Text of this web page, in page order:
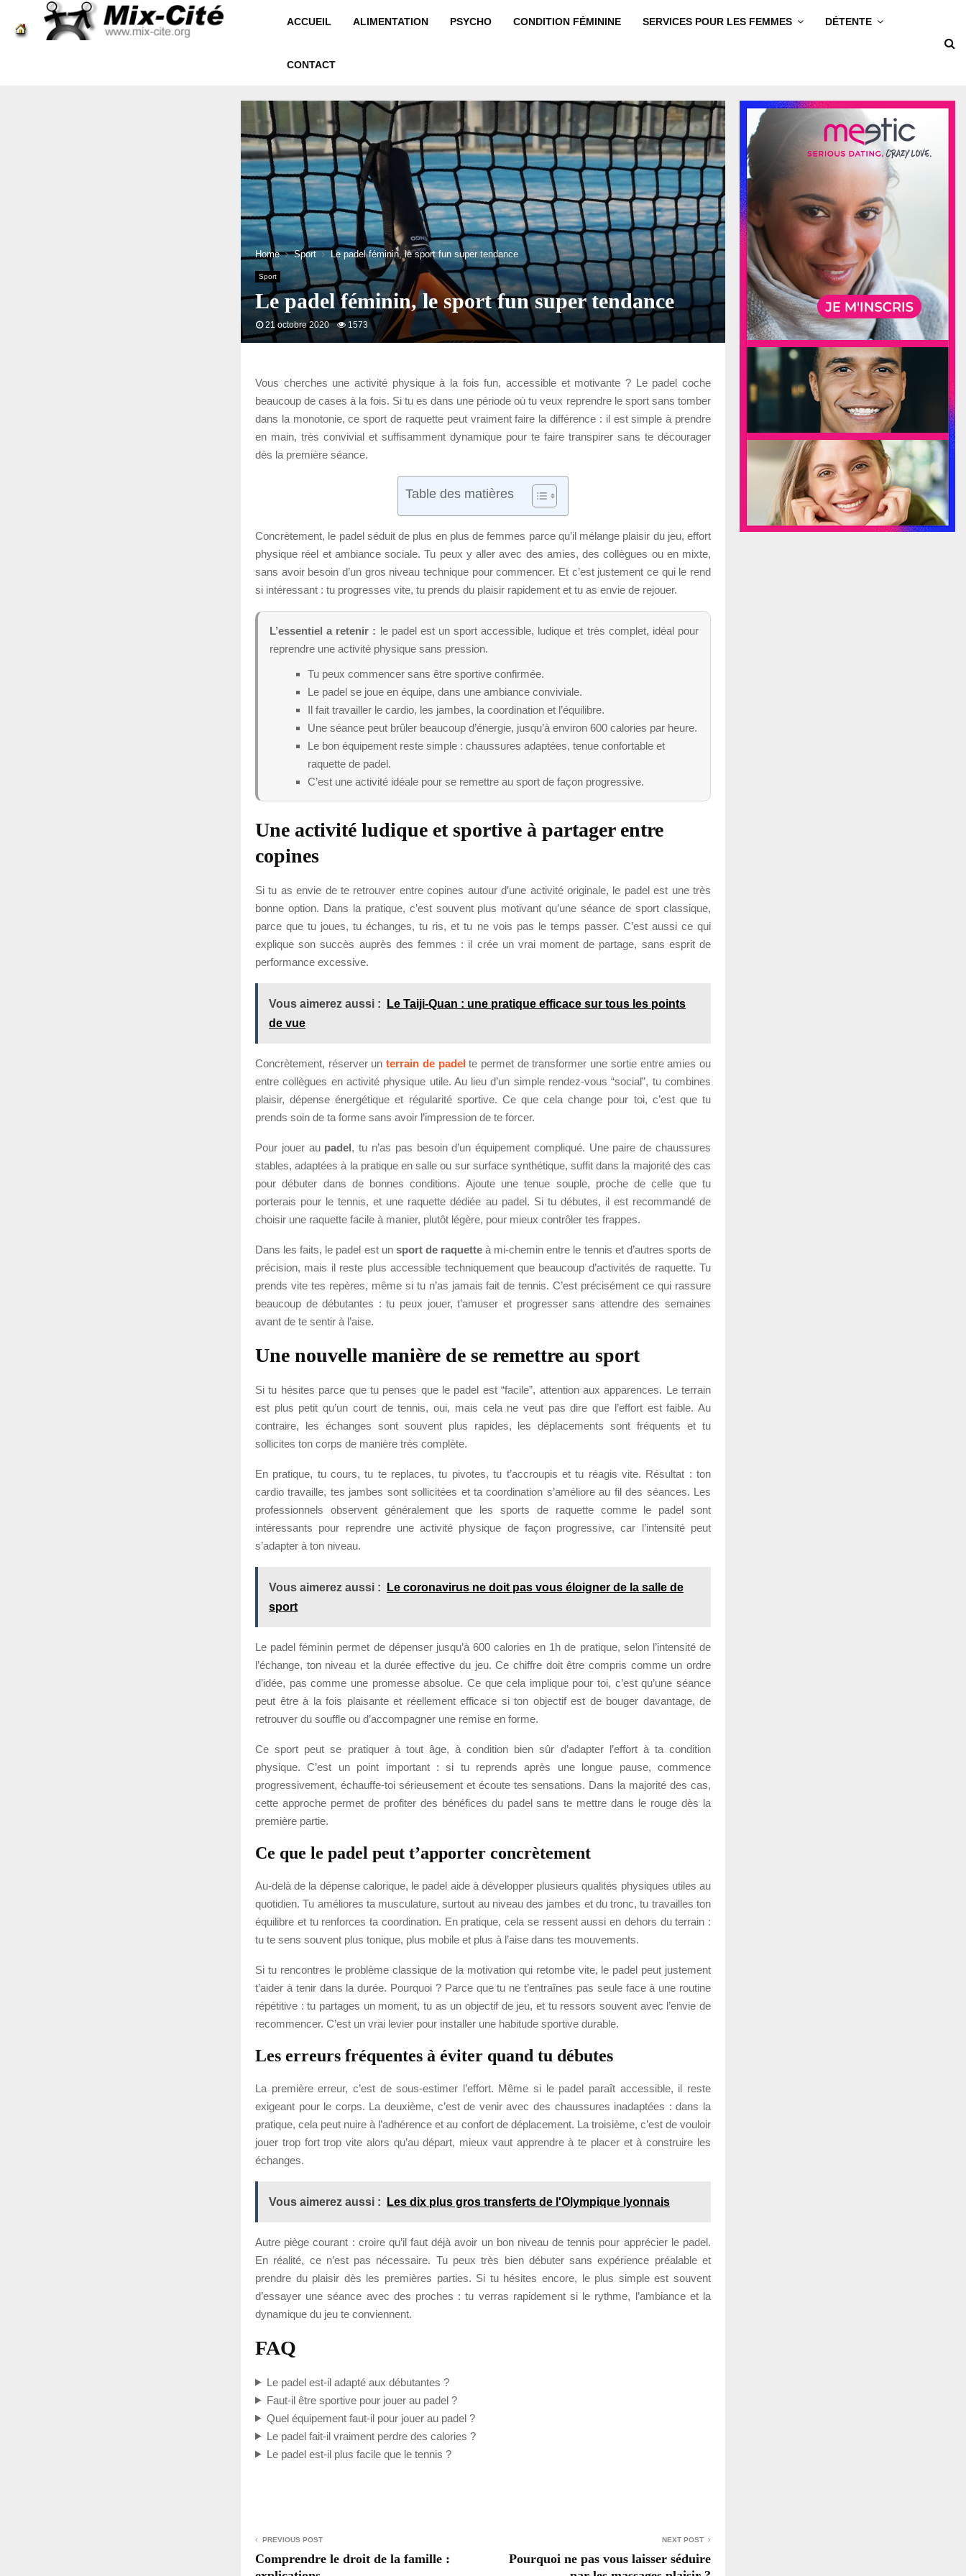
ACCUEIL ALIMENTATION PSYCHO CONDITION FÉMININE SERVICES POUR LES FEMMES DÉTENTE
CONTACT
Home Sport Le padel féminin, le sport fun super tendance
Sport
Le padel féminin, le sport fun super tendance
21 octobre 2020 1573
Vous cherches une activité physique à la fois fun, accessible et motivante ? Le padel coche
beaucoup de cases à la fois. Si tu es dans une période où tu veux reprendre le sport sans tomber
dans la monotonie, ce sport de raquette peut vraiment faire la différence : il est simple à prendre
en main, très convivial et suffisamment dynamique pour te faire transpirer sans te décourager
dès la première séance.
Table des matières
Concrètement, le padel séduit de plus en plus de femmes parce qu’il mélange plaisir du jeu, effort
physique réel et ambiance sociale. Tu peux y aller avec des amies, des collègues ou en mixte,
sans avoir besoin d’un gros niveau technique pour commencer. Et c’est justement ce qui le rend
si intéressant : tu progresses vite, tu prends du plaisir rapidement et tu as envie de rejouer.
L’essentiel a retenir : le padel est un sport accessible, ludique et très complet, idéal pour
reprendre une activité physique sans pression.
Tu peux commencer sans être sportive confirmée.
Le padel se joue en équipe, dans une ambiance conviviale.
Il fait travailler le cardio, les jambes, la coordination et l’équilibre.
Une séance peut brûler beaucoup d’énergie, jusqu’à environ 600 calories par heure.
Le bon équipement reste simple : chaussures adaptées, tenue confortable et
raquette de padel.
C’est une activité idéale pour se remettre au sport de façon progressive.
Une activité ludique et sportive à partager entre
copines
Si tu as envie de te retrouver entre copines autour d’une activité originale, le padel est une très
bonne option. Dans la pratique, c’est souvent plus motivant qu’une séance de sport classique,
parce que tu joues, tu échanges, tu ris, et tu ne vois pas le temps passer. C’est aussi ce qui
explique son succès auprès des femmes : il crée un vrai moment de partage, sans esprit de
performance excessive.
Vous aimerez aussi :
Le Taiji-Quan : une pratique efficace sur tous les points
de vue
Concrètement, réserver unterrain de padelte permet de transformer une sortie entre amies ou
entre collègues en activité physique utile. Au lieu d’un simple rendez-vous “social”, tu combines
plaisir, dépense énergétique et régularité sportive. Ce que cela change pour toi, c’est que tu
prends soin de ta forme sans avoir l’impression de te forcer.
Pour jouer au padel, tu n’as pas besoin d’un équipement compliqué. Une paire de chaussures
stables, adaptées à la pratique en salle ou sur surface synthétique, suffit dans la majorité des cas
pour débuter dans de bonnes conditions. Ajoute une tenue souple, proche de celle que tu
porterais pour le tennis, et une raquette dédiée au padel. Si tu débutes, il est recommandé de
choisir une raquette facile à manier, plutôt légère, pour mieux contrôler tes frappes.
Dans les faits, le padel est un sport de raquette à mi-chemin entre le tennis et d’autres sports de
précision, mais il reste plus accessible techniquement que beaucoup d’activités de raquette. Tu
prends vite tes repères, même si tu n’as jamais fait de tennis. C’est précisément ce qui rassure
beaucoup de débutantes : tu peux jouer, t’amuser et progresser sans attendre des semaines
avant de te sentir à l’aise.
Une nouvelle manière de se remettre au sport
Si tu hésites parce que tu penses que le padel est “facile”, attention aux apparences. Le terrain
est plus petit qu’un court de tennis, oui, mais cela ne veut pas dire que l’effort est faible. Au
contraire, les échanges sont souvent plus rapides, les déplacements sont fréquents et tu
sollicites ton corps de manière très complète.
En pratique, tu cours, tu te replaces, tu pivotes, tu t’accroupis et tu réagis vite. Résultat : ton
cardio travaille, tes jambes sont sollicitées et ta coordination s’améliore au fil des séances. Les
professionnels observent généralement que les sports de raquette comme le padel sont
intéressants pour reprendre une activité physique de façon progressive, car l’intensité peut
s’adapter à ton niveau.
Vous aimerez aussi :
Le coronavirus ne doit pas vous éloigner de la salle de
sport
Le padel féminin permet de dépenser jusqu’à 600 calories en 1h de pratique, selon l’intensité de
l’échange, ton niveau et la durée effective du jeu. Ce chiffre doit être compris comme un ordre
d’idée, pas comme une promesse absolue. Ce que cela implique pour toi, c’est qu’une séance
peut être à la fois plaisante et réellement efficace si ton objectif est de bouger davantage, de
retrouver du souffle ou d’accompagner une remise en forme.
Ce sport peut se pratiquer à tout âge, à condition bien sûr d’adapter l’effort à ta condition
physique. C’est un point important : si tu reprends après une longue pause, commence
progressivement, échauffe-toi sérieusement et écoute tes sensations. Dans la majorité des cas,
cette approche permet de profiter des bénéfices du padel sans te mettre dans le rouge dès la
première partie.
Ce que le padel peut t’apporter concrètement
Au-delà de la dépense calorique, le padel aide à développer plusieurs qualités physiques utiles au
quotidien. Tu améliores ta musculature, surtout au niveau des jambes et du tronc, tu travailles ton
équilibre et tu renforces ta coordination. En pratique, cela se ressent aussi en dehors du terrain :
tu te sens souvent plus tonique, plus mobile et plus à l’aise dans tes mouvements.
Si tu rencontres le problème classique de la motivation qui retombe vite, le padel peut justement
t’aider à tenir dans la durée. Pourquoi ? Parce que tu ne t’entraînes pas seule face à une routine
répétitive : tu partages un moment, tu as un objectif de jeu, et tu ressors souvent avec l’envie de
recommencer. C’est un vrai levier pour installer une habitude sportive durable.
Les erreurs fréquentes à éviter quand tu débutes
La première erreur, c’est de sous-estimer l’effort. Même si le padel paraît accessible, il reste
exigeant pour le corps. La deuxième, c’est de venir avec des chaussures inadaptées : dans la
pratique, cela peut nuire à l’adhérence et au confort de déplacement. La troisième, c’est de vouloir
jouer trop fort trop vite alors qu’au départ, mieux vaut apprendre à te placer et à construire les
échanges.
Vous aimerez aussi : Les dix plus gros transferts de l'Olympique lyonnais
Autre piège courant : croire qu’il faut déjà avoir un bon niveau de tennis pour apprécier le padel.
En réalité, ce n’est pas nécessaire. Tu peux très bien débuter sans expérience préalable et
prendre du plaisir dès les premières parties. Si tu hésites encore, le plus simple est souvent
d’essayer une séance avec des proches : tu verras rapidement si le rythme, l’ambiance et la
dynamique du jeu te conviennent.
FAQ
Le padel est-il adapté aux débutantes ?
Faut-il être sportive pour jouer au padel ?
Quel équipement faut-il pour jouer au padel ?
Le padel fait-il vraiment perdre des calories ?
Le padel est-il plus facile que le tennis ?
PREVIOUS POST
Comprendre le droit de la famille :
NEXT POST
Pourquoi ne pas vous laisser séduire